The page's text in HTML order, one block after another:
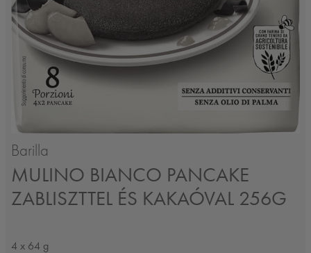
Barilla
MULINO BIANCO PANCAKE
ZABLISZTTEL ÉS KAKAÓVAL 256G
4 x 64 g